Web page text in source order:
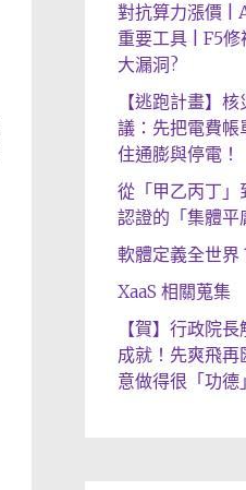
對抗算力漲價 |
重要工具 | F5
大漏洞?
【逃跑計畫】
議：先把電費帳
住通膨與停電！
從「甲乙丙丁」
認證的「集體平
軟體定義全世
XaaS 相關蒐集
【賀】行政院
成就！先爽飛再
意做得很「功德